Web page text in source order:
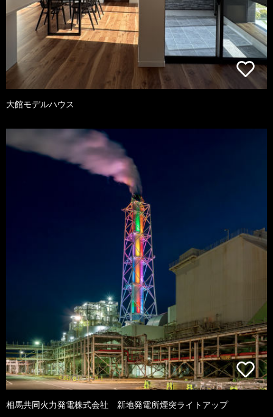
大館モデルハウス
相馬共同火力発電株式会社 新地発電所煙突ライトアップ